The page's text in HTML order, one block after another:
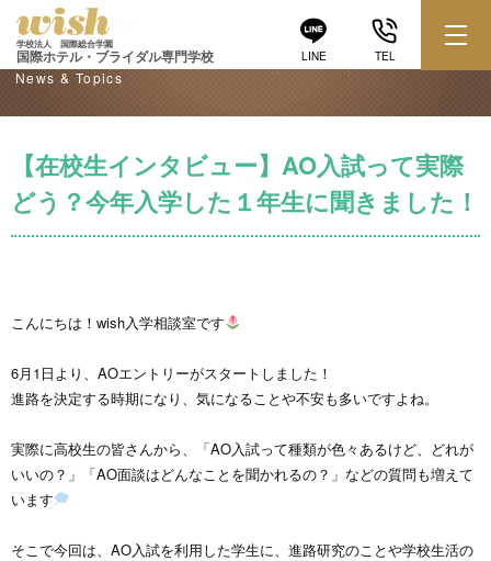
LINE TEL
学校法人 国際総合学園
国際ホテル・ブライダル専門学校
学校からのお知らせ
News & Topics
【在校生インタビュー】AO入試って実際
どう？今年入学した１年生に聞きました！
こんにちは！wish入学相談室です
6月1日より、AOエントリーがスタートしました！
進路を決定する時期になり、気になることや不安も多いですよね。
実際に高校生の皆さんから、「AO入試って種類が色々あるけど、どれが
いいの？」「AO面談はどんなことを聞かれるの？」などの質問も増えて
います
そこで今回は、AO入試を利用した学生に、進路研究のことや学校生活の